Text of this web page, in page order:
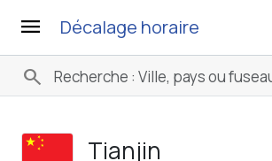
menu Décalage horaire
search
Tianjin